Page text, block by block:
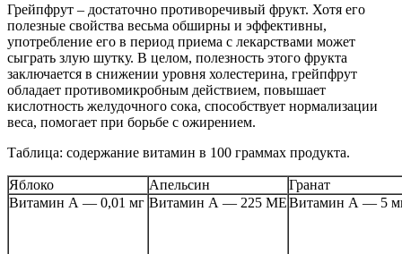
Грейпфрут – достаточно противоречивый фрукт. Хотя его
полезные свойства весьма обширны и эффективны,
употребление его в период приема с лекарствами может
сыграть злую шутку. В целом, полезность этого фрукта
заключается в снижении уровня холестерина, грейпфрут
обладает противомикробным действием, повышает
кислотность желудочного сока, способствует нормализации
веса, помогает при борьбе с ожирением.
Таблица: содержание витамин в 100 граммах продукта.
Яблоко Апельсин
Гранат
Витамин А — 0,01 мг Витамин А — 225 МЕВитамин А — 5